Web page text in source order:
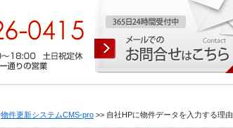
物件更新システムCMS-pro >> 自社HPに物件データを入力する理由